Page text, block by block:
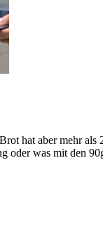
hat aber mehr als
oder was mit den